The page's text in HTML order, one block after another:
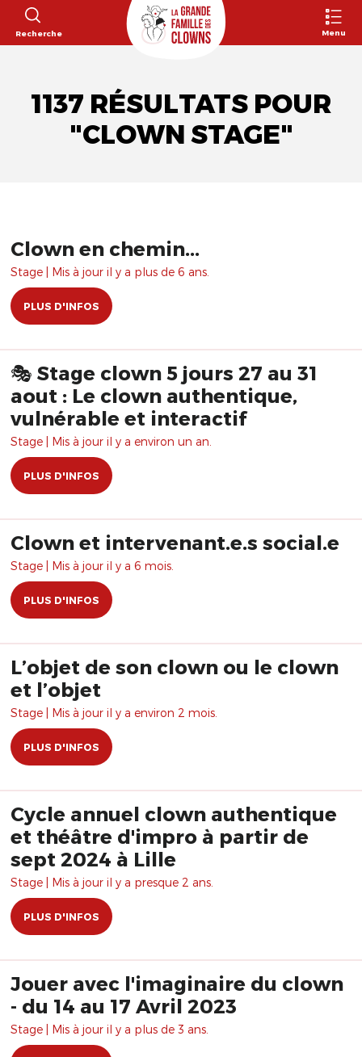
Recherche Menu
1137 RÉSULTATS POUR
"CLOWN STAGE"
Clown en chemin...
Stage | Mis à jour il y a plus de 6 ans.
PLUS D'INFOS
🎭 Stage clown 5 jours 27 au 31
aout : Le clown authentique,
vulnérable et interactif
Stage | Mis à jour il y a environ un an.
PLUS D'INFOS
Clown et intervenant.e.s social.e
Stage | Mis à jour il y a 6 mois.
PLUS D'INFOS
L’objet de son clown ou le clown
et l’objet
Stage | Mis à jour il y a environ 2 mois.
PLUS D'INFOS
Cycle annuel clown authentique
et théâtre d'impro à partir de
sept 2024 à Lille
Stage | Mis à jour il y a presque 2 ans.
PLUS D'INFOS
Jouer avec l'imaginaire du clown
- du 14 au 17 Avril 2023
Stage | Mis à jour il y a plus de 3 ans.